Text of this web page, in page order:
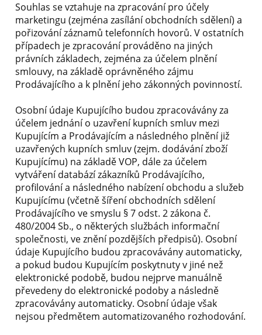
Souhlas se vztahuje na zpracování pro účely
marketingu (zejména zasílání obchodních sdělení) a
pořizování záznamů telefonních hovorů. V ostatních
případech je zpracování prováděno na jiných
právních základech, zejména za účelem plnění
smlouvy, na základě oprávněného zájmu
Prodávajícího a k plnění jeho zákonných povinností.
Osobní údaje Kupujícího budou zpracovávány za
účelem jednání o uzavření kupních smluv mezi
Kupujícím a Prodávajícím a následného plnění již
uzavřených kupních smluv (zejm. dodávání zboží
Kupujícímu) na základě VOP, dále za účelem
vytváření databází zákazníků Prodávajícího,
profilování a následného nabízení obchodu a služeb
Kupujícímu (včetně šíření obchodních sdělení
Prodávajícího ve smyslu § 7 odst. 2 zákona č.
480/2004 Sb., o některých službách informační
společnosti, ve znění pozdějších předpisů). Osobní
údaje Kupujícího budou zpracovávány automaticky,
a pokud budou Kupujícím poskytnuty v jiné než
elektronické podobě, budou nejprve manuálně
převedeny do elektronické podoby a následně
zpracovávány automaticky. Osobní údaje však
nejsou předmětem automatizovaného rozhodování.